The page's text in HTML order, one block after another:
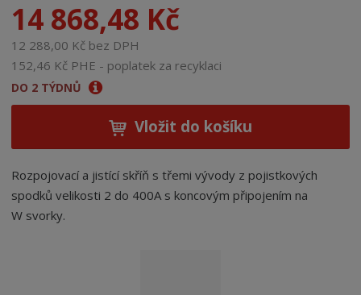
14 868,48 Kč
12 288,00 Kč bez DPH
152,46 Kč PHE - poplatek za recyklaci
DO 2 TÝDNŮ
Vložit do košíku
Rozpojovací a jistící skříň s třemi vývody z pojistkových
spodků velikosti 2 do 400A s koncovým připojením na
W svorky.